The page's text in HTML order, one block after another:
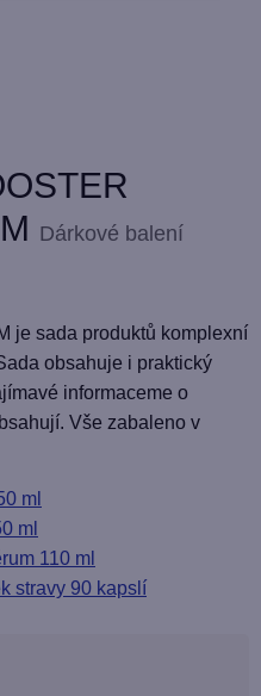
Dárkové balení
je sada produktů komplexní
obsahuje i praktický
informaceme o
Vše zabaleno v
ml
ml
110 ml
stravy 90 kapslí